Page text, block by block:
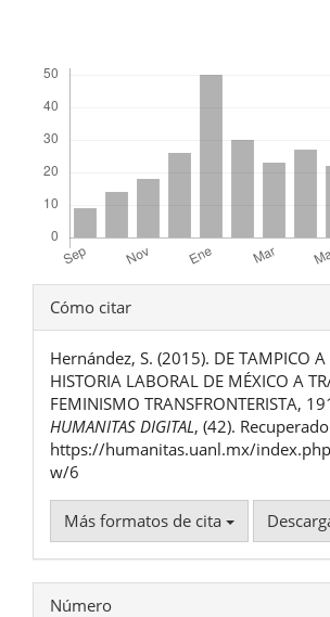
Detalles
del
artículo
Cómo citar
Hernández, S. (2015). DE TAMPICO A
HISTORIA LABORAL DE MÉXICO A
FEMINISMO TRANSFRONTERISTA,
HUMANITAS DIGITAL, (42).
https://humanitas.uanl.mx/
w/6
Más formatos de cita
Número